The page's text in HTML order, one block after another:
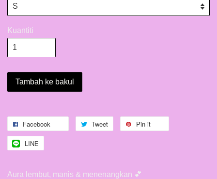
Kuantiti
Tambah ke bakul
Facebook Tweet Pin it
LINE
Aura lembut, manis & menenangkan 💕